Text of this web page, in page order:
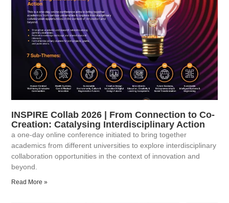
INSPIRE Collab 2026 | From Connection to Co-
Creation: Catalysing Interdisciplinary Action
a one-day online conference initiated to bring together
academics from different universities to explore interdisciplinary
collaboration opportunities in the context of innovation and
beyond.
Read More »